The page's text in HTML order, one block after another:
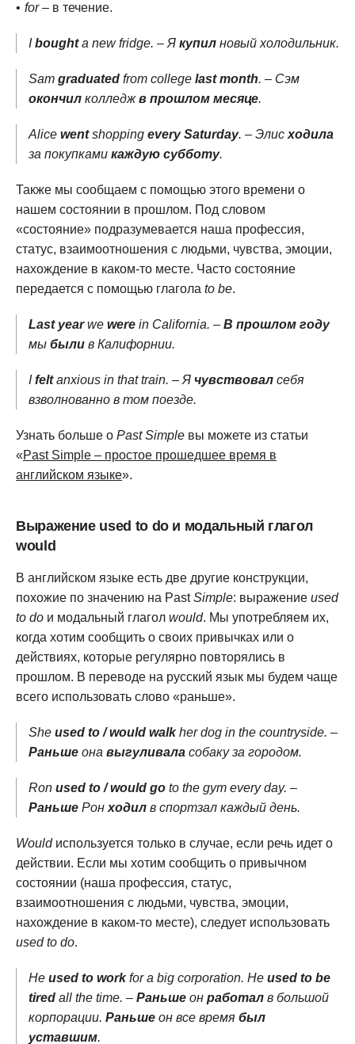
for– в течение.
Iboughta new fridge. – Я купил новый холодильник.
Sam graduated from college last month. – Сэм
окончил колледжв прошлом месяце.
Alice wentshopping every Saturday. – Элис ходила
за покупками каждую субботу.
Также мы сообщаем с помощью этого времени о
нашем состоянии в прошлом. Под словом
«состояние» подразумевается наша профессия,
статус, взаимоотношения с людьми, чувства, эмоции,
нахождение в каком-то месте. Часто состояние
передается с помощью глагола to be.
Last yearwe were in California. – В прошлом году
мы были в Калифорнии.
Ifeltanxious in that train. – Я чувствовал себя
взволнованно в том поезде.
Узнать больше о Past Simple вы можете из статьи
«Past Simple – простое прошедшее время в
английском языке».
Выражение used to do и модальный глагол
would
В английском языке есть две другие конструкции,
похожие по значению на PastSimple: выражение used
to do и модальный глагол would. Мы употребляем их,
когда хотим сообщить о своих привычках или о
действиях, которые регулярно повторялись в
прошлом. В переводе на русский язык мы будем чаще
всего использовать слово «раньше».
She used to / would walkher dog in the countryside. –
Раньше она выгуливала собаку за городом.
Ron used to / would go to the gym every day. –
Раньше Рон ходил в спортзал каждый день.
Wouldиспользуется только в случае, если речь идет о
действии. Если мы хотим сообщить о привычном
состоянии (наша профессия, статус,
взаимоотношения с людьми, чувства, эмоции,
нахождение в каком-то месте), следует использовать
used to do.
He used to workfor a big corporation. He used to be
tired all the time. – Раньше он работал в большой
корпорации. Раньше он все время был
уставшим.